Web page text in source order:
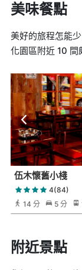
美味餐點
美好的旅程怎能
化園區附近 10 間
伍木懷舊小棧
4(84)
14 分
5 分
附近景點